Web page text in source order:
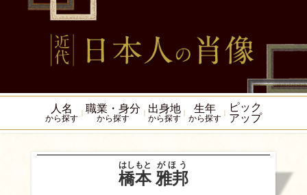
人名
から探す
職業・身分
から探す
出身地
から探す
生年
から探す
ピック
アップ
橋本
はしもと
雅邦
がほう